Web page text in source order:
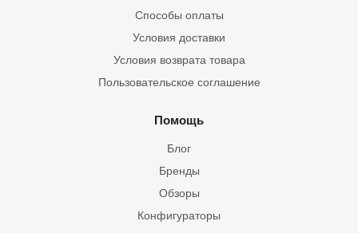
Способы оплаты
Условия доставки
Условия возврата товара
Пользовательское соглашение
Помощь
Блог
Бренды
Обзоры
Конфигураторы